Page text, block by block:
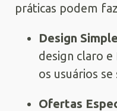
práticas podem
Design
design claro
os usuários
Ofertas